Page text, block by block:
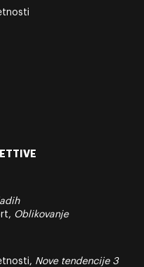
Oblikovanje
Nove tendencije 3